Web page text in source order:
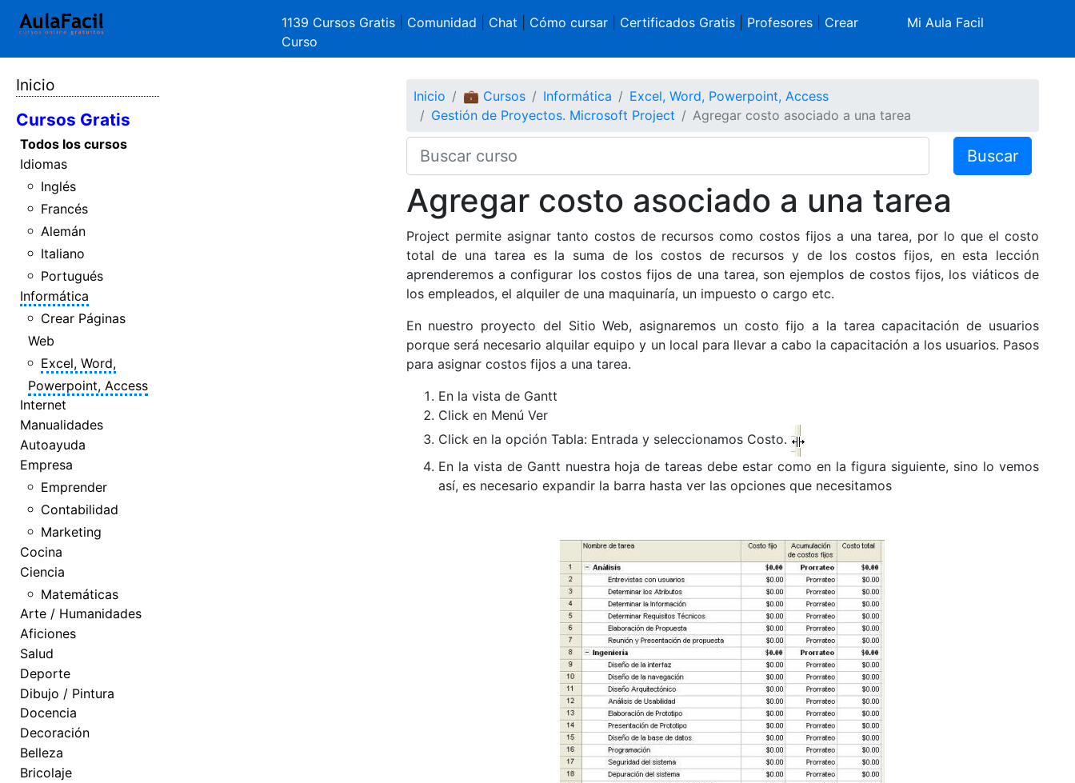
1139 Cursos Gratis Comunidad Chat Cómo cursar| Certificados Gratis| Profesores| Crear
Curso
Mi Aula Facil
Inicio
Cursos Gratis
Todos los cursos
Idiomas
Inglés
Francés
Alemán
Italiano
Portugués
Informática
Crear Páginas
Web
Excel, Word,
Powerpoint, Access
Internet
Manualidades
Autoayuda
Empresa
Emprender
Contabilidad
Marketing
Cocina
Ciencia
Matemáticas
Arte / Humanidades
Aficiones
Salud
Deporte
Dibujo / Pintura
Docencia
Decoración
Belleza
Bricolaje
Inicio 💼 Cursos Informática
Excel, Word, Powerpoint, Access
Gestión de Proyectos. Microsoft Project
Agregar costo asociado a una tarea
Buscar
Agregar costo asociado a una tarea
Project permite asignar tanto costos de recursos como costos fijos a una tarea, por lo que el costo
total de una tarea es la suma de los costos de recursos y de los costos fijos, en esta lección
aprenderemos a configurar los costos fijos de una tarea, son ejemplos de costos fijos, los viáticos de
los empleados, el alquiler de una maquinaría, un impuesto o cargo etc.
En nuestro proyecto del Sitio Web, asignaremos un costo fijo a la tarea capacitación de usuarios
porque será necesario alquilar equipo y un local para llevar a cabo la capacitación a los usuarios. Pasos
para asignar costos fijos a una tarea.
En la vista de Gantt
Click en Menú Ver
Click en la opción Tabla: Entrada y seleccionamos Costo.
En la vista de Gantt nuestra hoja de tareas debe estar como en la figura siguiente, sino lo vemos
así, es necesario expandir la barra hasta ver las opciones que necesitamos